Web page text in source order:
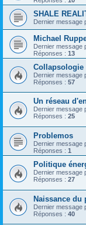
SHALE
Dernier message
Michael
Dernier message
Réponses : 13
Collapsologie
Dernier message
Réponses : 57
Un réseau
Dernier message
Réponses : 25
Problemos
Dernier message
Réponses : 1
Politique
Dernier message
Réponses : 27
Naissance du
Dernier message
Réponses : 40